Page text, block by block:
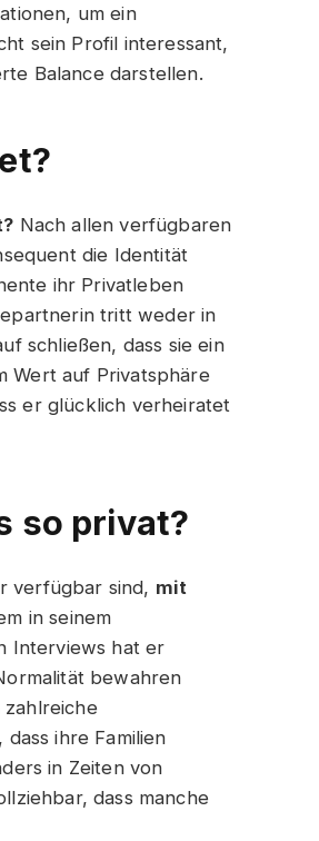
um ein
sein Profil interessant,
Balance darstellen.
Nach allen verfügbaren
die Identität
ihr Privatleben
tritt weder in
schließen, dass sie ein
Wert auf Privatsphäre
er glücklich verheiratet
so privat?
verfügbar sind, mit
in seinem
Interviews hat er
bewahren
zahlreiche
ihre Familien
in Zeiten von
dass manche